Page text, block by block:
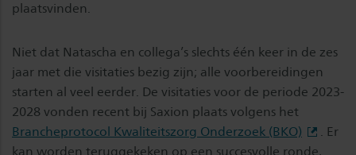
plaatsvinden.
Niet dat Natascha en collega’s slechts één keer in de zes
jaar met die visitaties bezig zijn; alle voorbereidingen
starten al veel eerder. De visitaties voor de periode 2023-
2028 vonden recent bij Saxion plaats volgens het
Brancheprotocol Kwaliteitszorg Onderzoek (BKO)
. Er
kan worden teruggekeken op een succesvolle ronde,